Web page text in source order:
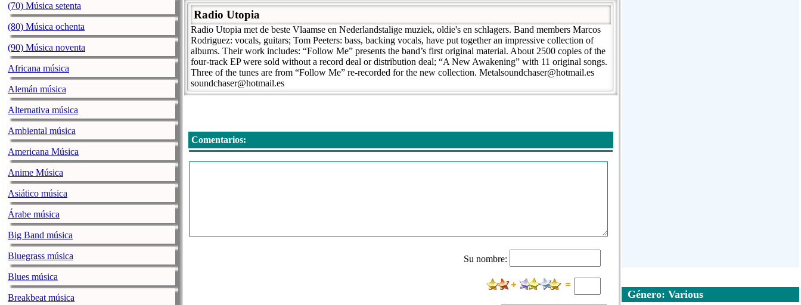
(70) Música setenta
(80) Música ochenta
(90) Música noventa
Africana música
Alemán música
Alternativa música
Ambiental música
Americana Música
Anime Música
Asiático música
Árabe música
Big Band música
Bluegrass música
Blues música
Breakbeat música
Radio Utopia
Radio Utopia met de beste Vlaamse en Nederlandstalige muziek, oldie's en schlagers. Band members Marcos
Rodriguez: vocals, guitars; Tom Peeters: bass, backing vocals, have put together an impressive collection of
albums. Their work includes: “Follow Me” presents the band’s first original material. About 2500 copies of the
four-track EP were sold without a record deal or distribution deal; “A New Awakening” with 11 original songs.
Three of the tunes are from “Follow Me” re-recorded for the new collection. Metalsoundchaser@hotmail.es
soundchaser@hotmail.es
Comentarios:
Su nombre:
Género: Various